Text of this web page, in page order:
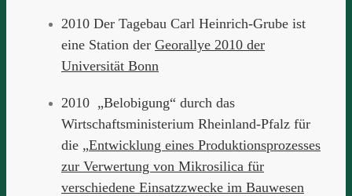
2010 Der Tagebau Carl Heinrich-Grube ist
eine Station der Georallye 2010 der
Universität Bonn
2010 „Belobigung“ durch das
Wirtschaftsministerium Rheinland-Pfalz für
die „Entwicklung eines Produktionsprozesses
zur Verwertung von Mikrosilica für
verschiedene Einsatzzwecke im Bauwesen